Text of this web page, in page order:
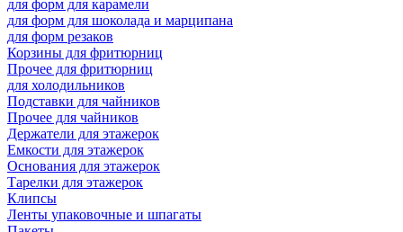
для форм для карамели
для форм для шоколада и марципана
для форм резаков
Корзины для фритюрниц
Прочее для фритюрниц
для холодильников
Подставки для чайников
Прочее для чайников
Держатели для этажерок
Емкости для этажерок
Основания для этажерок
Тарелки для этажерок
Клипсы
Ленты упаковочные и шпагаты